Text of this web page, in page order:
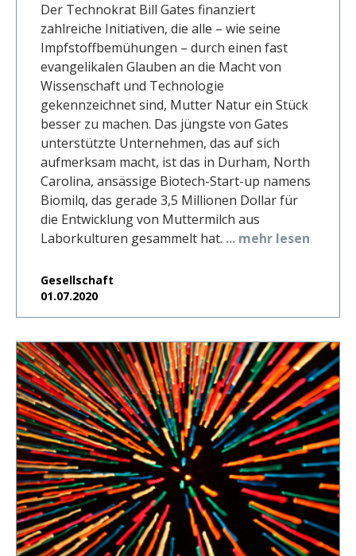
Der Technokrat Bill Gates finanziert
zahlreiche Initiativen, die alle – wie seine
Impfstoffbemühungen – durch einen fast
evangelikalen Glauben an die Macht von
Wissenschaft und Technologie
gekennzeichnet sind, Mutter Natur ein Stück
besser zu machen. Das jüngste von Gates
unterstützte Unternehmen, das auf sich
aufmerksam macht, ist das in Durham, North
Carolina, ansässige Biotech-Start-up namens
Biomilq, das gerade 3,5 Millionen Dollar für
die Entwicklung von Muttermilch aus
Laborkulturen gesammelt hat. ... mehr lesen
Gesellschaft
01.07.2020